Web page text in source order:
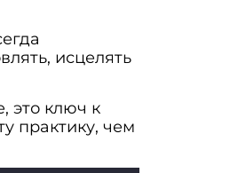
исцелять
это ключ к
практику, чем